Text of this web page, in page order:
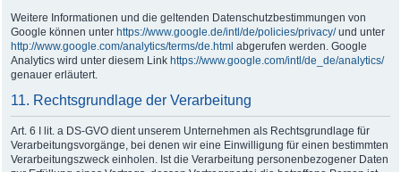
Weitere Informationen und die geltenden Datenschutzbestimmungen von
Google können unter https://www.google.de/intl/de/policies/privacy/und unter
http://www.google.com/analytics/terms/de.html abgerufen werden. Google
Analytics wird unter diesem Link https://www.google.com/intl/de_de/analytics/
genauer erläutert.
11. Rechtsgrundlage der Verarbeitung
Art. 6 I lit. a DS-GVO dient unserem Unternehmen als Rechtsgrundlage für
Verarbeitungsvorgänge, bei denen wir eine Einwilligung für einen bestimmten
Verarbeitungszweck einholen. Ist die Verarbeitung personenbezogener Daten